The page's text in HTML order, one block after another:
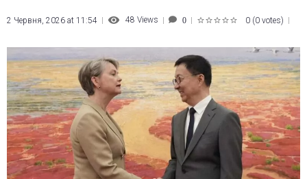
2 Червня, 2026 at 11:54 48 Views 0 0 (0 votes)